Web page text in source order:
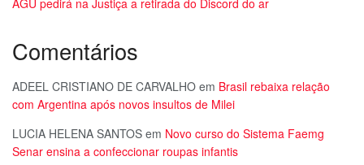
AGU pedirá na Justiça a retirada do Discord do ar
Comentários
ADEEL CRISTIANO DE CARVALHO em Brasil rebaixa relação
com Argentina após novos insultos de Milei
LUCIA HELENA SANTOS em Novo curso do Sistema Faemg
Senar ensina a confeccionar roupas infantis